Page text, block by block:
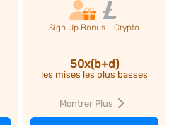
Sign Up Bonus - Crypto
50x(b+d)
les mises les plus basses
Montrer Plus